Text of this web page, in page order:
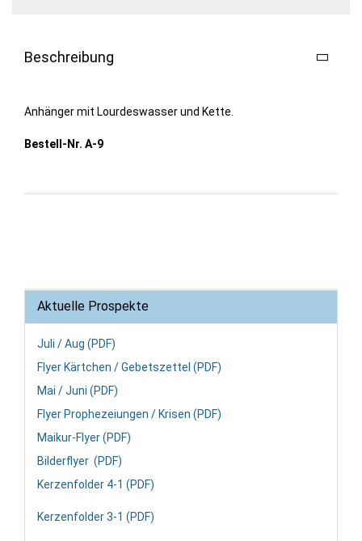
Beschreibung
Anhänger mit Lourdeswasser und Kette.
Bestell-Nr. A-9
Aktuelle Prospekte
Juli / Aug (PDF)
Flyer Kärtchen / Gebetszettel (PDF)
Mai / Juni (PDF)
Flyer Prophezeiungen / Krisen (PDF)
Maikur-Flyer (PDF)
Bilderflyer (PDF)
Kerzenfolder 4-1 (PDF)
Kerzenfolder 3-1 (PDF)